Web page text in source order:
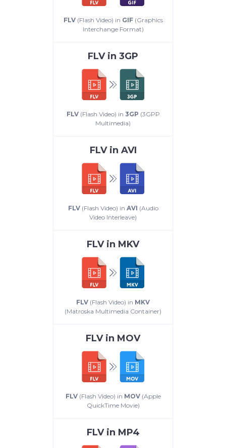
FLV(Flash Video) in GIF(Graphics
Interchange Format)
FLVin 3GP
FLV(Flash Video) in 3GP (3GPP
Multimedia)
FLVin AVI
FLV(Flash Video) in AVI (Audio
Video Interleave)
FLVin MKV
FLV (Flash Video) in MKV
(Matroska Multimedia Container)
FLVin MOV
FLV(Flash Video) in MOV(Apple
QuickTime Movie)
FLVin MP4